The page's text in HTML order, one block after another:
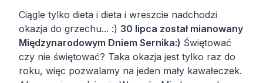
Ciągle tylko dieta i dieta i wreszcie nadchodzi
okazja do grzechu... :) 30 lipca został mianowany
Międzynarodowym Dniem Sernika:) Świętować
czy nie świętować? Taka okazja jest tylko raz do
roku, więc pozwalamy na jeden mały kawałeczek.